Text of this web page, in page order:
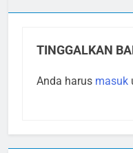
TINGGALKAN
Anda harus masuk